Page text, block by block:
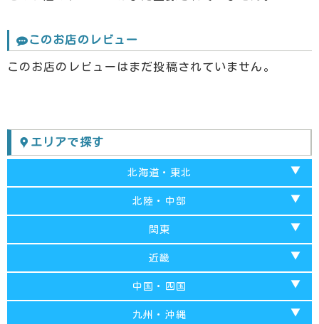
このお店のレビュー
このお店のレビューはまだ投稿されていません。
エリアで探す
北海道・東北
北海道
青森
秋田
岩手
北陸・中部
富山
山梨
岐阜
関東
千葉
埼玉
東京都
近畿
京都府
兵庫
中国・四国
山口
九州・沖縄